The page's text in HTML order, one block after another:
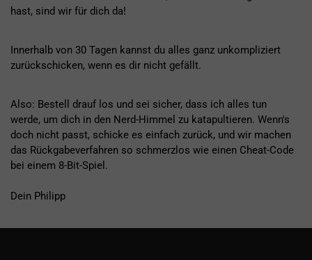
hast, sind wir für dich da!
Innerhalb von 30 Tagen kannst du alles ganz unkompliziert
zurückschicken, wenn es dir nicht gefällt.
Also: Bestell drauf los und sei sicher, dass ich alles tun
werde, um dich in den Nerd-Himmel zu katapultieren. Wenn's
doch nicht passt, schicke es einfach zurück, und wir machen
das Rückgabeverfahren so schmerzlos wie einen Cheat-Code
bei einem 8-Bit-Spiel.
Dein Philipp